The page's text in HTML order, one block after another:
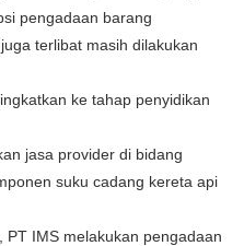
pengadaan barang
terlibat masih dilakukan
ke tahap penyidikan
jasa provider di bidang
suku cadang kereta api
IMS melakukan pengadaan